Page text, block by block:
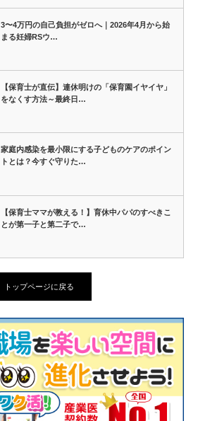
3〜4万円の自己負担がゼロへ｜2026年4月から始
まる妊婦RSウ…
【保育士が直伝】連休明けの「保育園イヤイヤ」
をなくす方法～最終日…
家庭内感染を最小限にする子どものケアのポイン
トとは？今すぐ守りた…
【保育士ママが教える！】育休中パパのすべきこ
とが第一子と第二子で…
トップページに戻る